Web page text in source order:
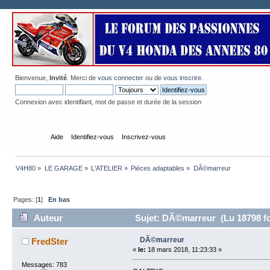
Bienvenue, Invité . Merci de vous connecter ou de vous inscrire
Connexion avec identifiant, mot de passe et durée de la session
Aide Identifiez-vous Inscrivez-vous
V4H80 » LE GARAGE» L'ATELIER » Pièces adaptables » DÃ©marreur
Pages: [1]En bas
Auteur Sujet: DÃ©marreur (Lu 18798
FredSter
Messages: 783
DÃ©marreur
« le: 18 mars 2018, 11:23:33 »